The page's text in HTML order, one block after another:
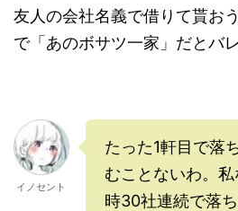
友人の会社名義で借りて貰お
で「あのボサツ一家」だとバ
イノセント
たった1軒目で落
むことないわ。
時30社連続で落